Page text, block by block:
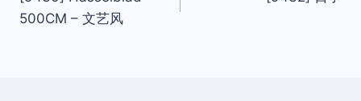
章
500CM – 文艺风